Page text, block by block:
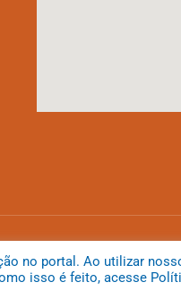
no portal. Ao utilizar
isso é feito, acesse